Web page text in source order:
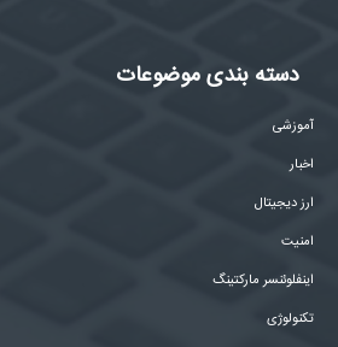
دسته بندی موضوعات
آموزشی
اخبار
ارز دیجیتال
امنیت
اینفلوئنسر مارکتینگ
تکنولوژی